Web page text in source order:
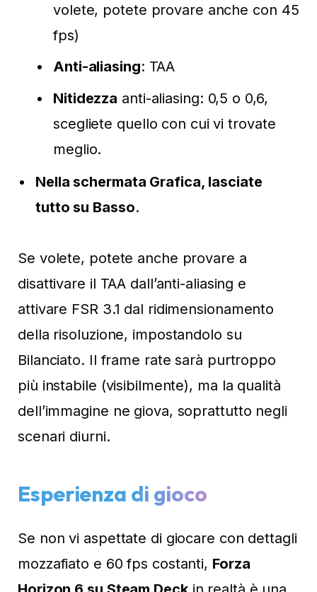
volete, potete provare anche con 45
fps)
Anti-aliasing: TAA
Nitidezza anti-aliasing: 0,5 o 0,6,
scegliete quello con cui vi trovate
meglio.
Nella schermata Grafica, lasciate
tutto su Basso.
Se volete, potete anche provare a
disattivare il TAA dall’anti-aliasing e
attivare FSR 3.1 dal ridimensionamento
della risoluzione, impostandolo su
Bilanciato. Il frame rate sarà purtroppo
più instabile (visibilmente), ma la qualità
dell’immagine ne giova, soprattutto negli
scenari diurni.
Esperienza di gioco
Se non vi aspettate di giocare con dettagli
mozzafiato e 60 fps costanti, Forza